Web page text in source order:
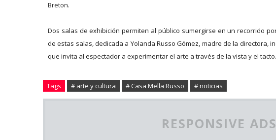
Breton.
Dos salas de exhibición permiten al público sumergirse en un recorrido
de estas salas, dedicada a Yolanda Russo Gómez, madre de la directora,
que invita al espectador a experimentar el arte a través de la vista y el tacto.
Tags # arte y cultura # Casa Mella Russo # noticias
RESPONSIVE